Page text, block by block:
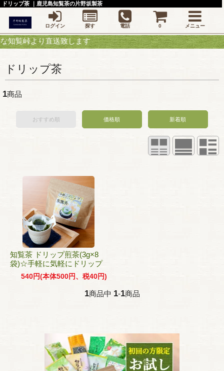
峠より直送致します
ドリップ茶
1商品
おすすめ順 価格順 新着順
知覧茶 ドリップ煎茶(3g×8
袋)☆手軽に気軽にドリップ
540円(本体500円、税40円)
1商品中 1-1商品
ドリップ茶 ｜鹿児島知覧茶の片野坂製茶
ログイン 探す 電話 0 メニュー